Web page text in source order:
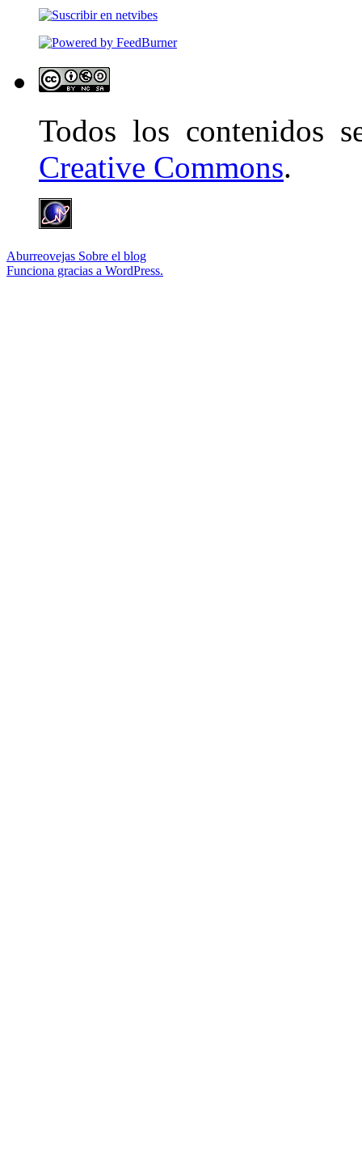
Todos los contenidos
Creative Commons.
Aburreovejas Sobre el blog
Funciona gracias a WordPress.